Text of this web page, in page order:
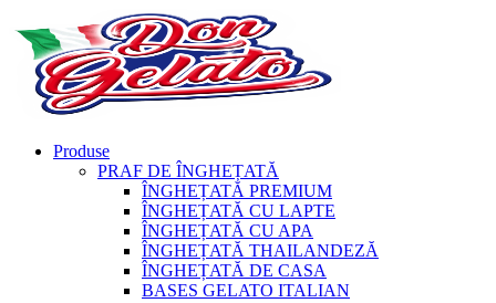
Produse
PRAF DE ÎNGHEȚATĂ
ÎNGHEȚATĂ PREMIUM
ÎNGHEȚATĂ CU LAPTE
ÎNGHEȚATĂ CU APA
ÎNGHEȚATĂ THAILANDEZĂ
ÎNGHEȚATĂ DE CASA
BASES GELATO ITALIAN